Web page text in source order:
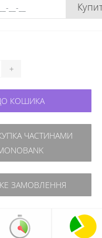
+
КОШИКА
ЗАМОВЛЕННЯ